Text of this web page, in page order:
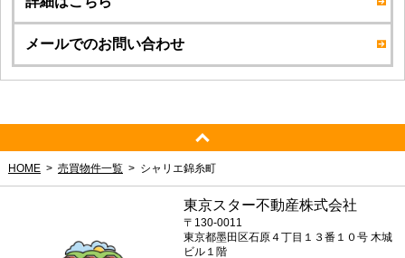
メールでのお問い合わせ
HOME 売買物件一覧 シャリエ錦糸町
東京スター不動産株式会社
〒130-0011
東京都墨田区石原４丁目１３番１０号 木城
ビル１階